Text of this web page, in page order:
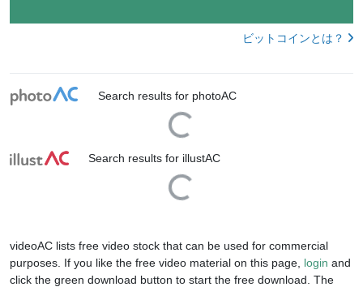
ビットコインとは？
Search results for photoAC
Loading...
Search results for illustAC
Loading...
videoAC lists free video stock that can be used for commercial
purposes. If you like the free video material on this page, login and
click the green download button to start the free download. The